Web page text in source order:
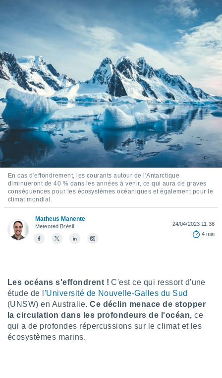
les
des
par le
nous
de
à vous
de très
au
vous
de
ou
ACCEPTER
ET
CONTINUER
PARAMÈTRES
En cas d'effondrement, les courants autour de l'Antarctique
diminueront de 40 % dans les années à venir, ce qui aura de graves
conséquences pour les écosystèmes océaniques et également pour le
climat mondial.
Matheus Manente
Meteored Brésil
24/04/2023 11:38
4 min
Les océans s'effondrent ! C'est ce qui ressort d'une
étude de l'Université de Nouvelle-Galles du Sud
(UNSW) en Australie.Ce déclin menace de stopper
la circulation dans les profondeurs de l'océan,ce
qui a de profondes répercussions sur le climat et les
écosystèmes marins.